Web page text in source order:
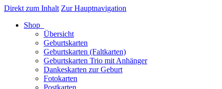
Direkt zum Inhalt Zur Hauptnavigation
Shop
Übersicht
Geburtskarten
Geburtskarten (Faltkarten)
Geburtskarten Trio mit Anhänger
Dankeskarten zur Geburt
Fotokarten
Postkarten